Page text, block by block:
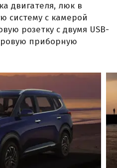
двигателя, люк в
систему с камерой
розетку с двумя USB-
приборную